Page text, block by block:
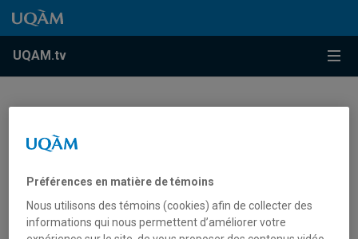
Accéder au contenu
Accéder au menu principal
Accéder à la recherche
Accéder au contenu
Accéder au menu principal
UQAM.tv
Vous devez autoriser les témoins publicitaires pour
Préférences des témoins
Préférences en matière de témoins
Nous utilisons des témoins (cookies) afin de collecter des
informations qui nous permettent d’améliorer votre